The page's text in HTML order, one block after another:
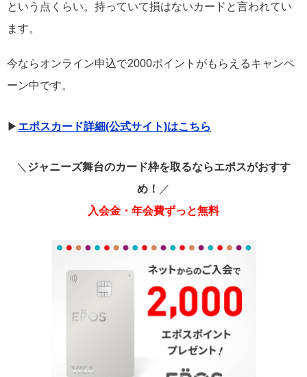
という点くらい。持っていて損はないカードと言われてい
ます。
今ならオンライン申込で2000ポイントがもらえるキャンペ
ーン中です。
▶︎ エポスカード詳細(公式サイト)はこちら
＼ ジャニーズ舞台のカード枠を取るならエポスがおすす
め！
／
入会金・年会費ずっと無料